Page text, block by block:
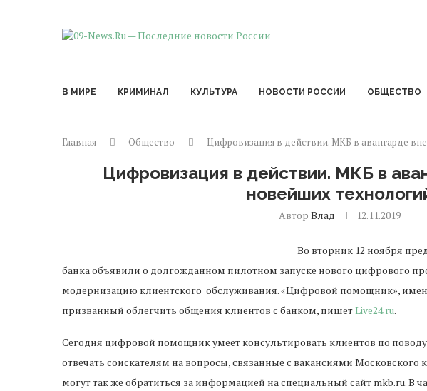
В МИРЕ КРИМИНАЛ КУЛЬТУРА НОВОСТИ РОССИИ ОБЩЕСТВО
Главная Общество Цифровизация в действии. МКБ в авангарде
Цифровизация в действии. МКБ в
новейших
АвторВлад 12.11.2019
Во вторник 12 ноября
банка объявили о долгожданном пилотном запуске нового цифрового
модернизацию клиентского обслуживания. «Цифровой помощник»,
призванный облегчить общения клиентов с банком, пишетLive24.ru.
Сегодня цифровой помощник умеет консультировать клиентов по поводу
отвечать соискателям на вопросы, связанные с вакансиями Московского
могут так же обратиться за информацией на специальный сайт mkb.ru. В